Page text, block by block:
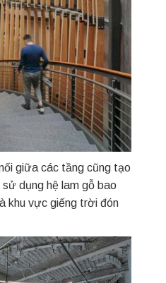
giữa các tầng cũng tạo
dụng hệ lam gỗ bao
khu vực giếng trời đón